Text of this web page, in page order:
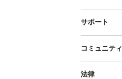
サポート
コミュニティ
法律